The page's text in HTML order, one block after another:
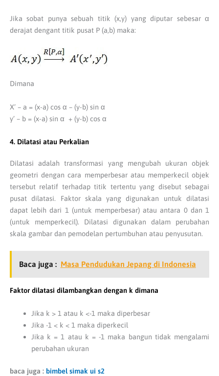
Jika sobat punya sebuah titik (x,y) yang diputar sebesar α
derajat dengant titik pusat P (a,b) maka:
Dimana
X’ – a = (x-a) cos α – (y-b) sin α
y’ – b = (x-a) sin α + (y-b) cos α
4. Dilatasi atau Perkalian
Dilatasi adalah transformasi yang mengubah ukuran objek
geometri dengan cara memperbesar atau memperkecil objek
tersebut relatif terhadap titik tertentu yang disebut sebagai
pusat dilatasi. Faktor skala yang digunakan untuk dilatasi
dapat lebih dari 1 (untuk memperbesar) atau antara 0 dan 1
(untuk memperkecil). Dilatasi digunakan dalam perubahan
skala gambar dan pemodelan pertumbuhan atau penyusutan.
Baca juga : Masa Pendudukan Jepang di Indonesia
Faktor dilatasi dilambangkan dengan k dimana
Jika k > 1 atau k <-1 maka diperbesar
Jika -1 < k < 1 maka diperkecil
Jika k = 1 atau k = -1 maka bangun tidak mengalami
perubahan ukuran
baca juga : bimbel simak ui s2